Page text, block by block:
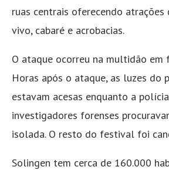
ruas centrais oferecendo atrações
vivo, cabaré e acrobacias.
O ataque ocorreu na multidão em
Horas após o ataque, as luzes do
estavam acesas enquanto a
investigadores forenses
isolada. O resto do festival foi
Solingen tem cerca de 160.000